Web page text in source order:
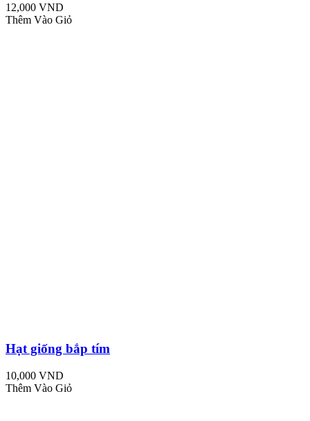
12,000 VND
Thêm Vào Giỏ
Hạt giống bắp tím
10,000 VND
Thêm Vào Giỏ